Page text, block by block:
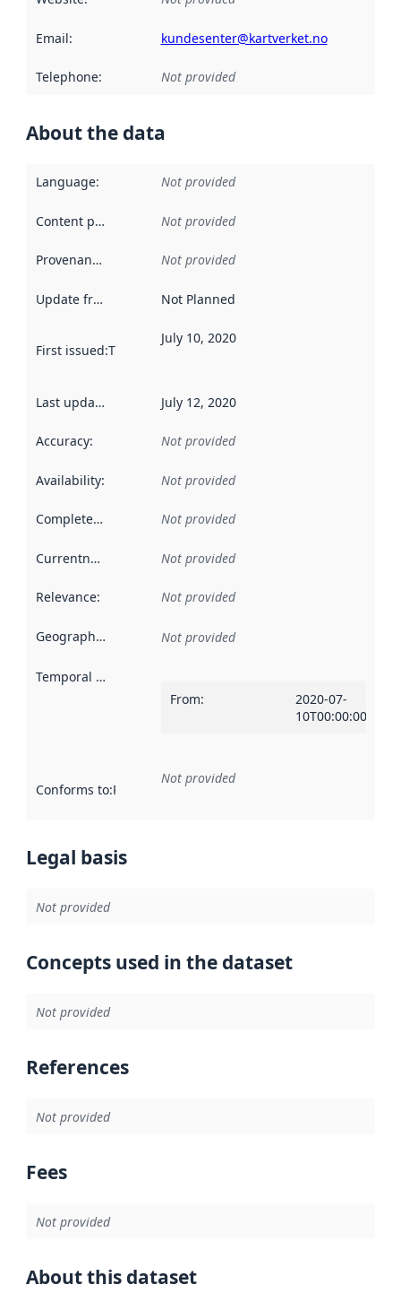
Email: kundesenter@kartverket.no
Telephone: Not provided
About the data
Language: Not provided
Content providers Not provided
Provenance Not provided
Update frequency Not Planned
First issued:This date indicates when the data in this
July 10, 2020
Last updated July 12, 2020
Accuracy: Not provided
Availability: Not provided
Completeness Not provided
Currentness Not provided
Relevance: Not provided
Geographical scope Not provided
Temporal scope
From:
2020-07-
10T00:00:00Z
Conforms to:Reference to an implementation rule or other
Not provided
Legal basis
Not provided
Concepts used in the dataset
Not provided
References
Not provided
Fees
Not provided
About this dataset